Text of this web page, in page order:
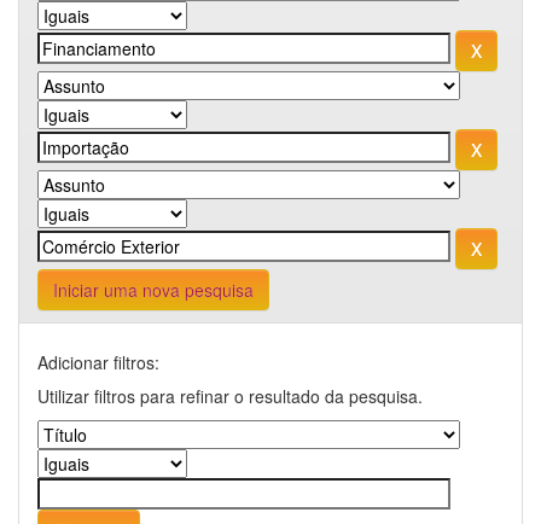
Iniciar uma nova pesquisa
Adicionar filtros:
Utilizar filtros para refinar o resultado da pesquisa.